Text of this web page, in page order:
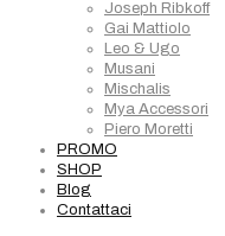
Joseph Ribkoff
Gai Mattiolo
Leo & Ugo
Musani
Mischalis
Mya Accessori
Piero Moretti
PROMO
SHOP
Blog
Contattaci